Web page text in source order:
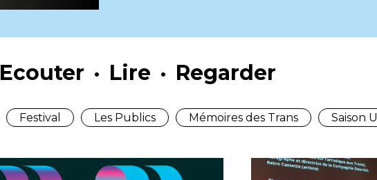
Ecouter Lire Regarder
Festival Les Publics Mémoires des Trans Saison